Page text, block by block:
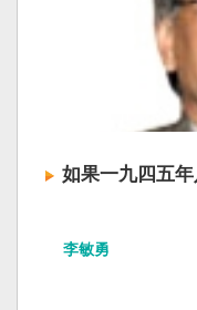
如果一九四五
李敏勇